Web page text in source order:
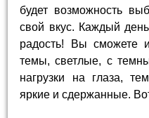
будет возможность
свой вкус. Каждый
радость! Вы сможете
темы, светлые, с
нагрузки на глаза,
яркие и сдержанные.